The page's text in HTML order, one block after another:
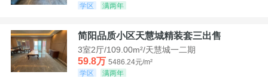
学区
满两年
简阳品质小区天慧城精装套三出售
3室2厅/109.00m²/天慧城一二期
59.8万 5486.24元/m²
学区
满两年